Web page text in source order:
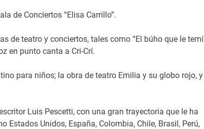
de Conciertos “Elisa Carrillo”.
de teatro y conciertos, tales como “El búho que le
en punto canta a Cri-Crí.
para niños; la obra de teatro Emilia y su globo rojo, y
Luis Pescetti, con una gran trayectoria que le ha
Unidos, España, Colombia, Chile, Brasil, Perú,